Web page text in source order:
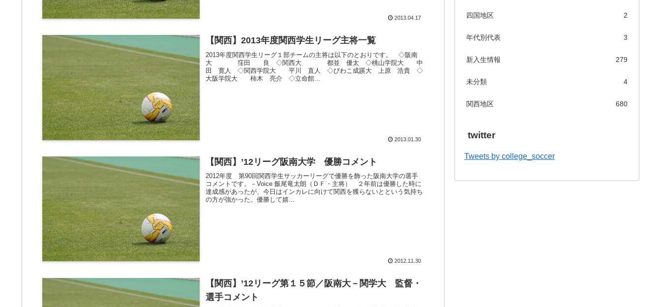
2013.04.17
【関西】2013年度関西学生リーグ主将一覧
2013年度関西学生リーグ１部チームの主将は以下のとおりです。 ◇阪南
大 窪田 良 ◇関西大 都並 優太 ◇桃山学院大 中
田 寛人 ◇関西学院大 平川 直人 ◇びわこ成蹊大 上原 浩貴 ◇
大阪学院大 柿木 亮介 ◇立命館...
2013.01.30
【関西】’12リーグ阪南大学 優勝コメント
2012年度 第90回関西学生サッカーリーグで優勝を飾った阪南大学の選手
コメントです。－Voice 飯尾竜太朗（ＤＦ・主将） ２年前は優勝した時に
達成感があったが、今日はインカレに向けて関西を獲らないとという気持ち
の方が強かった。優勝して嬉...
2012.11.30
【関西】’12リーグ第１５節／阪南大－関学大 監督・
選手コメント
四国地区 2
年代別代表 3
新入生情報 279
未分類 4
関西地区 680
twitter
Tweets by college_soccer